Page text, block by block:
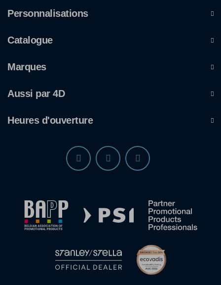
Personnalisations
Catalogue
Marques
Aussi par 4D
Heures d'ouverture